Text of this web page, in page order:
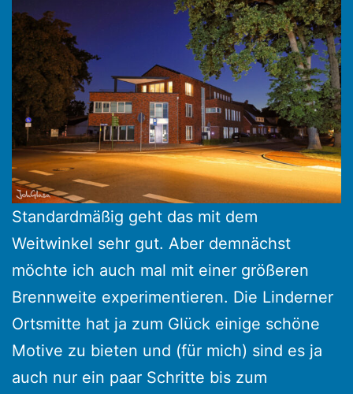
Standardmäßig geht das mit dem
Weitwinkel sehr gut. Aber demnächst
möchte ich auch mal mit einer größeren
Brennweite experimentieren. Die Linderner
Ortsmitte hat ja zum Glück einige schöne
Motive zu bieten und (für mich) sind es ja
auch nur ein paar Schritte bis zum